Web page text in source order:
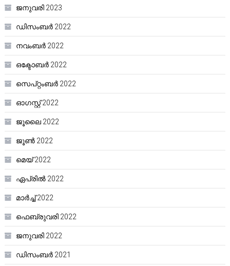
ജനുവരി 2023
ഡിസംബർ 2022
നവംബർ 2022
ഒക്ടോബർ 2022
സെപ്റ്റംബർ 2022
ഓഗസ്റ്റ്‌ 2022
ജൂലൈ 2022
ജൂൺ 2022
മെയ്‌ 2022
ഏപ്രിൽ 2022
മാർച്ച്‌ 2022
ഫെബ്രുവരി 2022
ജനുവരി 2022
ഡിസംബർ 2021